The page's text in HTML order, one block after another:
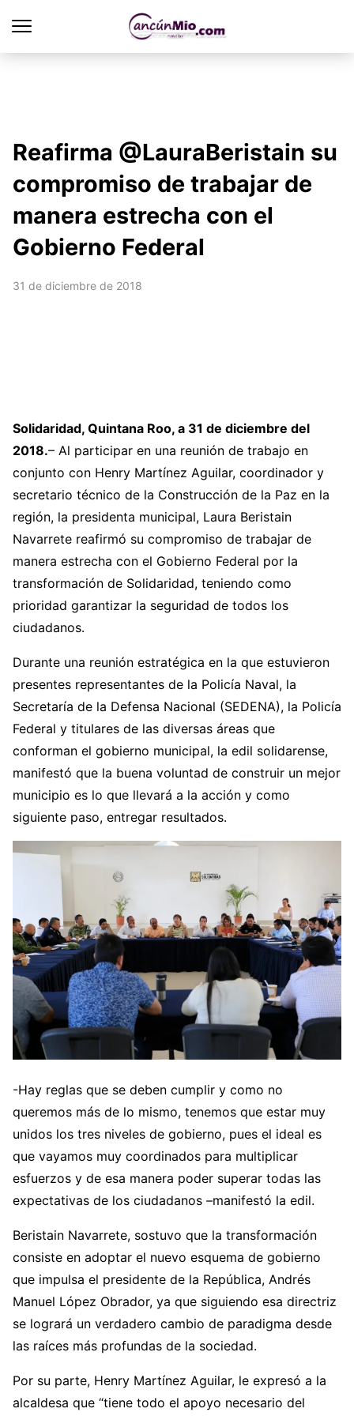
Reafirma @LauraBeristain su
compromiso de trabajar de
manera estrecha con el
Gobierno Federal
31 de diciembre de 2018
Solidaridad, Quintana Roo, a 31 de diciembre del
2018.– Al participar en una reunión de trabajo en
conjunto con Henry Martínez Aguilar, coordinador y
secretario técnico de la Construcción de la Paz en la
región, la presidenta municipal, Laura Beristain
Navarrete reafirmó su compromiso de trabajar de
manera estrecha con el Gobierno Federal por la
transformación de Solidaridad, teniendo como
prioridad garantizar la seguridad de todos los
ciudadanos.
Durante una reunión estratégica en la que estuvieron
presentes representantes de la Policía Naval, la
Secretaría de la Defensa Nacional (SEDENA), la Policía
Federal y titulares de las diversas áreas que
conforman el gobierno municipal, la edil solidarense,
manifestó que la buena voluntad de construir un mejor
municipio es lo que llevará a la acción y como
siguiente paso, entregar resultados.
-Hay reglas que se deben cumplir y como no
queremos más de lo mismo, tenemos que estar muy
unidos los tres niveles de gobierno, pues el ideal es
que vayamos muy coordinados para multiplicar
esfuerzos y de esa manera poder superar todas las
expectativas de los ciudadanos –manifestó la edil.
Beristain Navarrete, sostuvo que la transformación
consiste en adoptar el nuevo esquema de gobierno
que impulsa el presidente de la República, Andrés
Manuel López Obrador, ya que siguiendo esa directriz
se logrará un verdadero cambio de paradigma desde
las raíces más profundas de la sociedad.
Por su parte, Henry Martínez Aguilar, le expresó a la
alcaldesa que “tiene todo el apoyo necesario del